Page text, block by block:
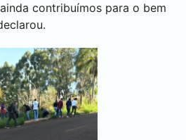
contribuímos para o bem